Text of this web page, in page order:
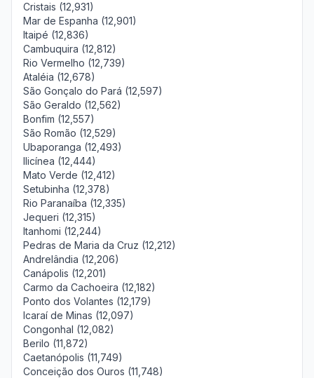
Cristais (12,931)
Mar de Espanha (12,901)
Itaipé (12,836)
Cambuquira (12,812)
Rio Vermelho (12,739)
Ataléia (12,678)
São Gonçalo do Pará (12,597)
São Geraldo (12,562)
Bonfim (12,557)
São Romão (12,529)
Ubaporanga (12,493)
Ilicínea (12,444)
Mato Verde (12,412)
Setubinha (12,378)
Rio Paranaíba (12,335)
Jequeri (12,315)
Itanhomi (12,244)
Pedras de Maria da Cruz (12,212)
Andrelândia (12,206)
Canápolis (12,201)
Carmo da Cachoeira (12,182)
Ponto dos Volantes (12,179)
Icaraí de Minas (12,097)
Congonhal (12,082)
Berilo (11,872)
Caetanópolis (11,749)
Conceição dos Ouros (11,748)